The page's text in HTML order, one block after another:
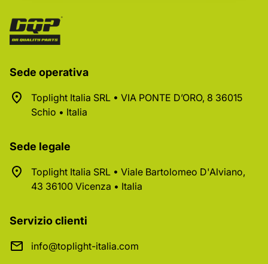
Sede operativa
Toplight Italia SRL • VIA PONTE D’ORO, 8 36015
Schio • Italia
Sede legale
Toplight Italia SRL • Viale Bartolomeo D'Alviano,
43 36100 Vicenza • Italia
Servizio clienti
info@toplight-italia.com